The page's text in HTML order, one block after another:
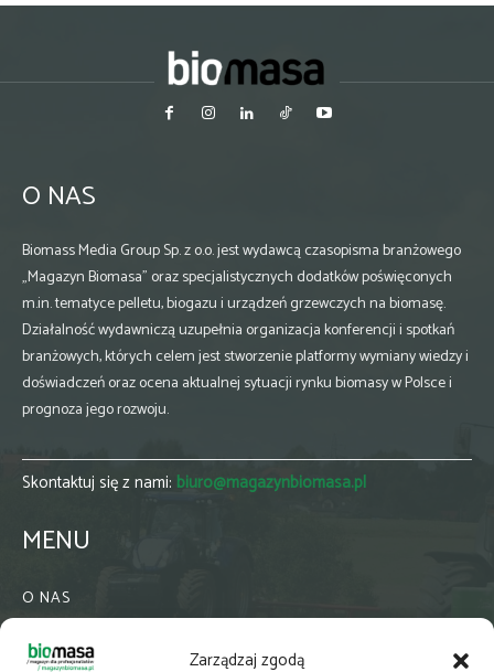
Zarządzaj zgodą
O NAS
Biomass Media Group Sp. z o.o. jest wydawcą czasopisma branżowego
„Magazyn Biomasa” oraz specjalistycznych dodatków poświęconych
m.in. tematyce pelletu, biogazu i urządzeń grzewczych na biomasę.
Działalność wydawniczą uzupełnia organizacja konferencji i spotkań
branżowych, których celem jest stworzenie platformy wymiany wiedzy i
doświadczeń oraz ocena aktualnej sytuacji rynku biomasy w Polsce i
prognoza jego rozwoju.
Skontaktuj się z nami: biuro@magazynbiomasa.pl
MENU
O NAS
WSPÓŁPRACA